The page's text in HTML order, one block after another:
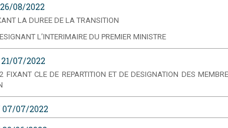
08/2022
LA DUREE DE LA TRANSITION
L’INTERIMAIRE DU PREMIER MINISTRE
07/2022
CLE DE REPARTITION ET DE DESIGNATION DES
07/07/2022